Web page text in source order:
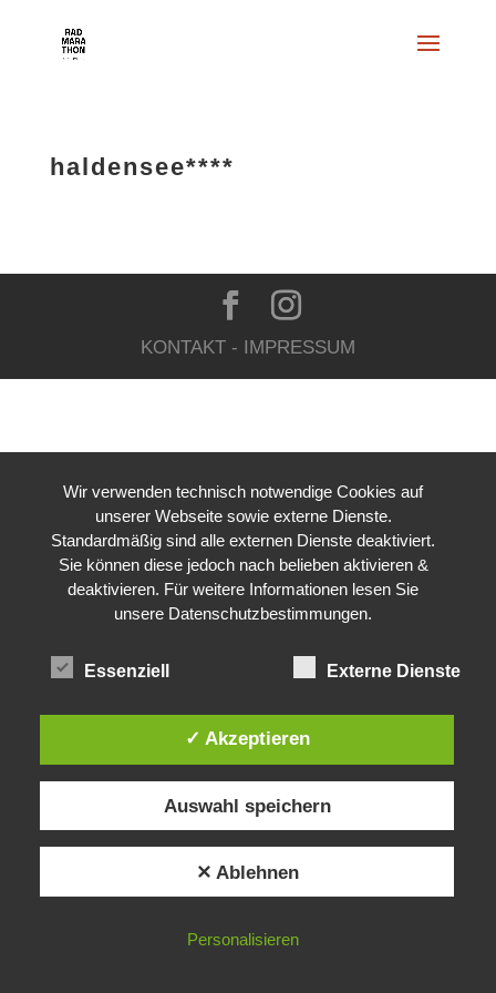
haldensee****
KONTAKT- IMPRESSUM
Wir verwenden technisch notwendige Cookies auf
unserer Webseite sowie externe Dienste.
Standardmäßig sind alle externen Dienste deaktiviert.
Sie können diese jedoch nach belieben aktivieren &
deaktivieren. Für weitere Informationen lesen Sie
unsere Datenschutzbestimmungen.
Essenziell Externe Dienste
✓ Akzeptieren
Auswahl speichern
✕ Ablehnen
Personalisieren